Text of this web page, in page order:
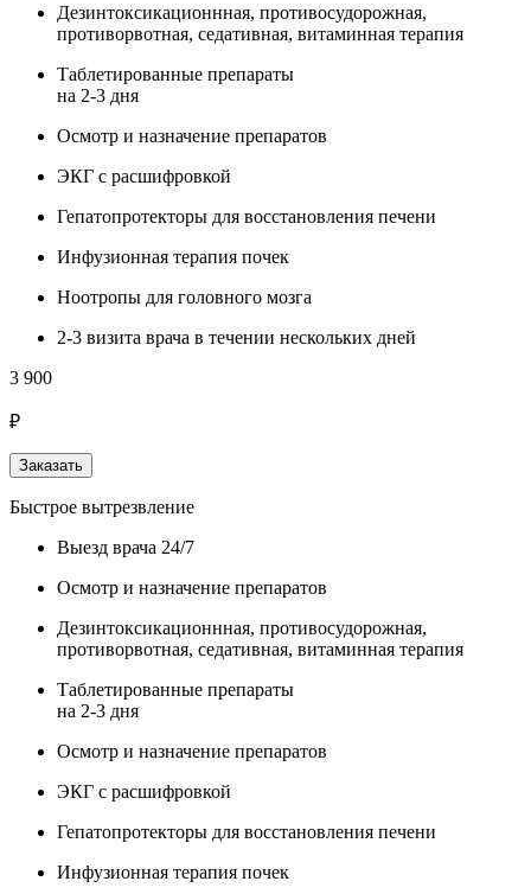
Дезинтоксикационнная, противосудорожная,
противорвотная, седативная, витаминная терапия
Таблетированные препараты
на 2-3 дня
Осмотр и назначение препаратов
ЭКГ с расшифровкой
Гепатопротекторы для восстановления печени
Инфузионная терапия почек
Ноотропы для головного мозга
2-3 визита врача в течении нескольких дней
3 900
₽
Заказать
Быстрое вытрезвление
Выезд врача 24/7
Осмотр и назначение препаратов
Дезинтоксикационнная, противосудорожная,
противорвотная, седативная, витаминная терапия
Таблетированные препараты
на 2-3 дня
Осмотр и назначение препаратов
ЭКГ с расшифровкой
Гепатопротекторы для восстановления печени
Инфузионная терапия почек